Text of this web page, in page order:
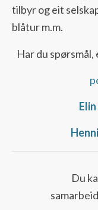
tilbyr og eit
blåtur m.m.
Har du spørsmål,
Du